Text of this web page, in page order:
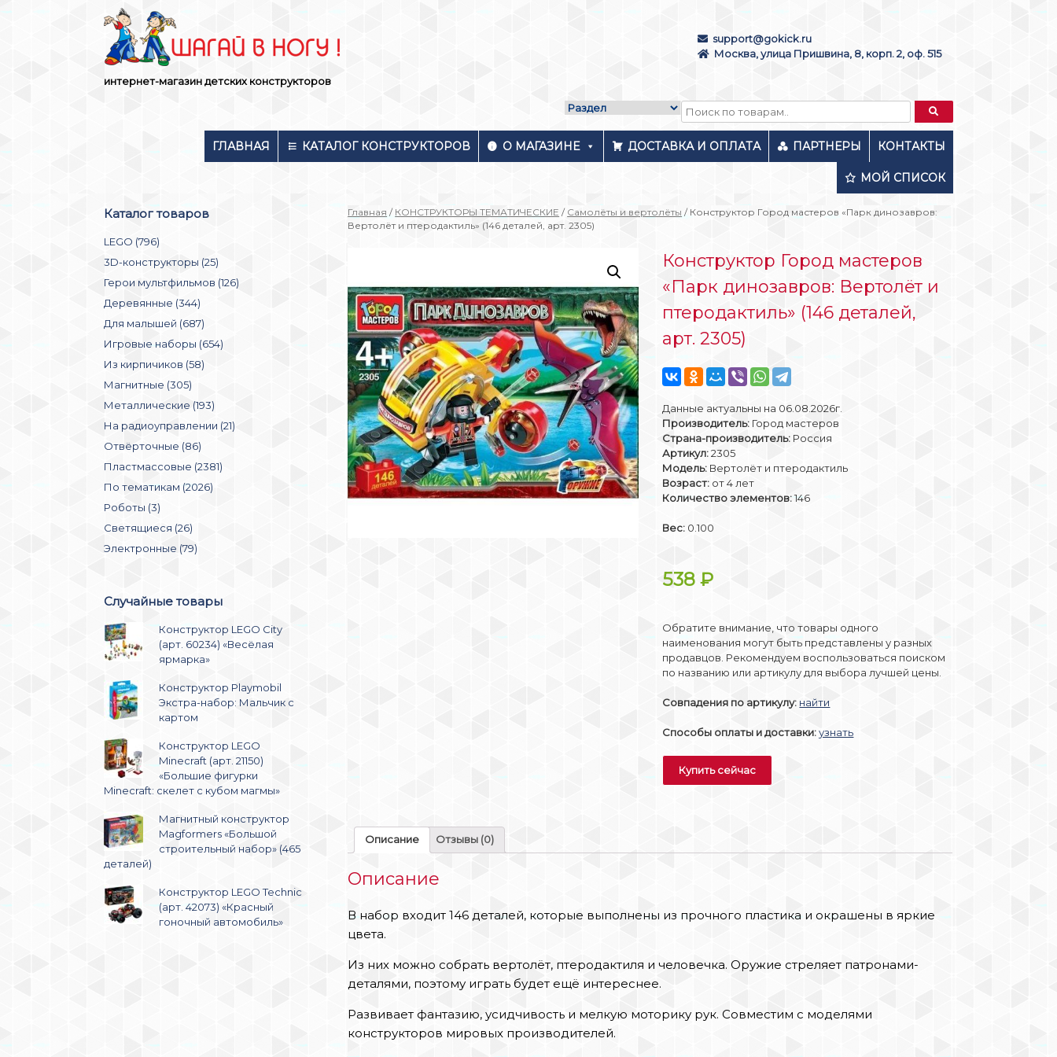
интернет-магазин детских конструкторов
support@gokick.ru
Москва, улица Пришвина, 8, корп. 2, оф. 515
ГЛАВНАЯ КАТАЛОГ КОНСТРУКТОРОВ О МАГАЗИНЕ ДОСТАВКА И ОПЛАТА ПАРТНЕРЫ КОНТАКТЫ
МОЙ СПИСОК
Главная / КОНСТРУКТОРЫ ТЕМАТИЧЕСКИЕ / Самолёты и вертолёты / Конструктор Город мастеров «Парк динозавров:
Вертолёт и птеродактиль» (146 деталей, арт. 2305)
Конструктор Город мастеров
«Парк динозавров: Вертолёт и
птеродактиль» (146 деталей,
арт. 2305)
Данные актуальны на 06.08.2026г.
Производитель: Город мастеров
Страна-производитель: Россия
Артикул:2305
Модель: Вертолёт и птеродактиль
Возраст: от 4 лет
Количество элементов:146
Вес: 0.100
538₽
Обратите внимание, что товары одного
наименования могут быть представлены у разных
продавцов. Рекомендуем воспользоваться поиском
по названию или артикулу для выбора лучшей цены.
Совпадения по артикулу: найти
Способы оплаты и доставки: узнать
Купить сейчас
Описание Отзывы (0)
Описание
В набор входит 146 деталей, которые выполнены из прочного пластика и окрашены в яркие
цвета.
Из них можно собрать вертолёт, птеродактиля и человечка. Оружие стреляет патронами-
деталями, поэтому играть будет ещё интереснее.
Развивает фантазию, усидчивость и мелкую моторику рук. Совместим с моделями
конструкторов мировых производителей.
Каталог товаров
LEGO (796)
3D-конструкторы (25)
Герои мультфильмов (126)
Деревянные (344)
Для малышей (687)
Игровые наборы (654)
Из кирпичиков (58)
Магнитные (305)
Металлические (193)
На радиоуправлении (21)
Отвёрточные (86)
Пластмассовые (2381)
По тематикам (2026)
Роботы (3)
Светящиеся (26)
Электронные (79)
Случайные товары
Конструктор LEGO City
(арт. 60234) «Весёлая
ярмарка»
Конструктор Playmobil
Экстра-набор: Мальчик с
картом
Конструктор LEGO
Mineсraft (арт. 21150)
«Большие фигурки
Minecraft: скелет с кубом магмы»
Магнитный конструктор
Magformers «Большой
строительный набор» (465
деталей)
Конструктор LEGO Technic
(арт. 42073) «Красный
гоночный автомобиль»